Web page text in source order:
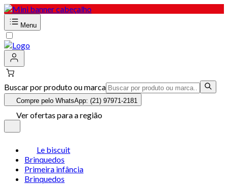
Menu
Buscar por produto ou marca
Compre pelo WhatsApp: (21) 97971-2181
Ver ofertas para a região
Le biscuit
Brinquedos
Primeira infância
Brinquedos